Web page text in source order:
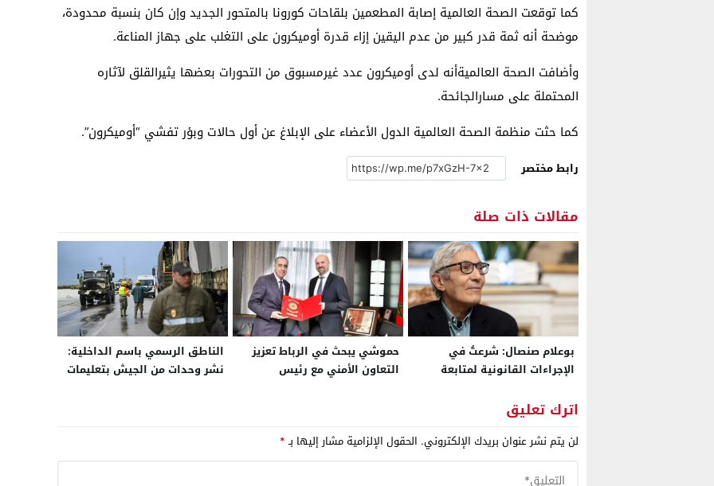
كما توقعت الصحة العالمية إصابة المطعمين بلقاحات كورونا بالمتحور الجديد وإن كان بنسبة محدودة،
موضحة أنه ثمة قدر كبير من عدم اليقين إزاء قدرة أوميكرون على التغلب على جهاز المناعة.
وأضافت الصحة العالميةأنه لدى أوميكرون عدد غيرمسبوق من التحورات بعضها يثيرالقلق لآثاره
المحتملة على مسارالجائحة.
كما حثت منظمة الصحة العالمية الدول الأعضاء على الإبلاغ عن أول حالات وبؤر تفشي “أوميكرون”.
رابط مختصر
مقالات ذات صلة
بوعلام صنصال: شرعتُ في
الإجراءات القانونية لمتابعة
الدولي وأخبرته بذلك عندما كنت
معتقلا
حموشي يبحث في الرباط تعزيز
التعاون الأمني مع رئيس
الناطق الرسمي باسم الداخلية:
نشر وحدات من الجيش بتعليمات
اترك تعليق
لن يتم نشر عنوان بريدك الإلكتروني. الحقول الإلزامية مشار إليها بـ*